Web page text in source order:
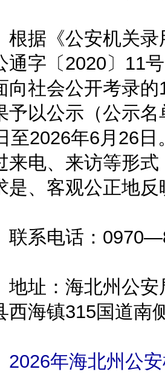
《公安机关录
通字〔2020〕11
向社会公开考录
予以公示（公示
至2026年6月26
来电、来访等形
是、客观公正地
电话：
：海北州公安
西海镇315国道南
2026年海北州公